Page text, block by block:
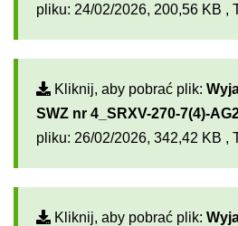
pliku: 24/02/2026, 200,56 KB ,
Kliknij, aby pobrać plik:
SWZ nr 4_SRXV-270-7(4)-
pliku: 26/02/2026, 342,42 KB ,
Kliknij, aby pobrać plik: